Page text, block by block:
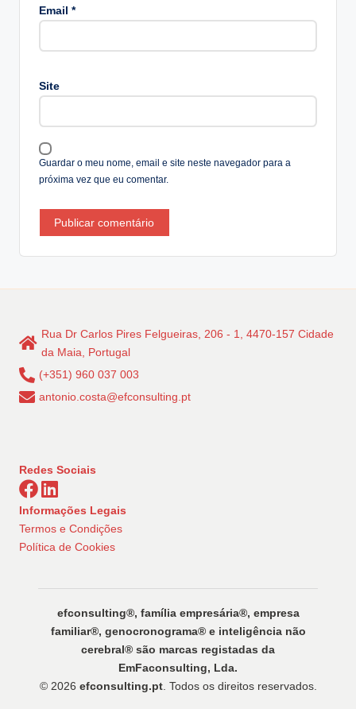
Email *
Site
Guardar o meu nome, email e site neste navegador para a
próxima vez que eu comentar.
e
ti
e
:
Rua Dr Carlos Pires Felgueiras, 206 - 1, 4470-157 Cidade
da Maia, Portugal
(+351) 960 037 003
antonio.costa@efconsulting.pt
Redes Sociais
Informações Legais
Termos e Condições
Política de Cookies
efconsulting®️, família empresária®️, empresa
familiar®️, genocronograma®️ e inteligência não
cerebral®️ são marcas registadas da
EmFaconsulting, Lda.
© 2026 efconsulting.pt. Todos os direitos reservados.